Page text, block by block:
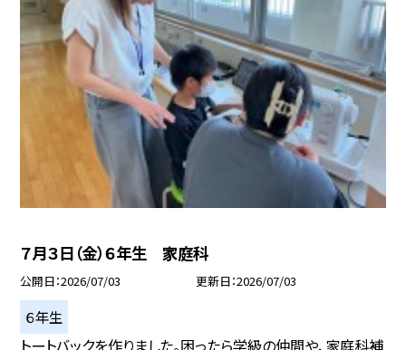
７月３日（金）６年生 家庭科
公開日 2026/07/03 更新日 2026/07/03
６年生
トートバックを作りました。困ったら学級の仲間や、家庭科補